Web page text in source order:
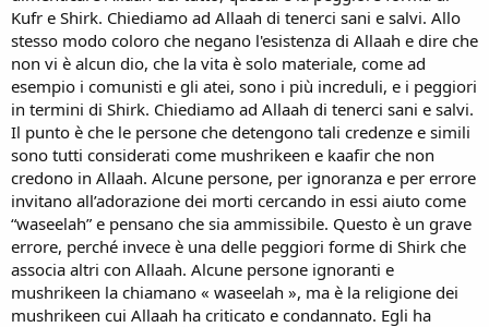
Kufr e Shirk. Chiediamo ad Allaah di tenerci sani e salvi. Allo
stesso modo coloro che negano l'esistenza di Allaah e dire che
non vi è alcun dio, che la vita è solo materiale, come ad
esempio i comunisti e gli atei, sono i più increduli, e i peggiori
in termini di Shirk. Chiediamo ad Allaah di tenerci sani e salvi.
Il punto è che le persone che detengono tali credenze e simili
sono tutti considerati come mushrikeen e kaafir che non
credono in Allaah. Alcune persone, per ignoranza e per errore
invitano all’adorazione dei morti cercando in essi aiuto come
“waseelah” e pensano che sia ammissibile. Questo è un grave
errore, perché invece è una delle peggiori forme di Shirk che
associa altri con Allaah. Alcune persone ignoranti e
mushrikeen la chiamano « waseelah », ma è la religione dei
mushrikeen cui Allaah ha criticato e condannato. Egli ha